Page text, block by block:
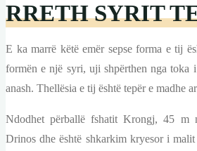
RRETH SYRIT
E ka marrë këtë emër sepse forma e tij
formën e një syri, uji shpërthen nga toka
anash. Thellësia e tij është tepër e madhe
Ndodhet përballë fshatit Krongj, 45 m
Drinos dhe është shkarkim kryesor i